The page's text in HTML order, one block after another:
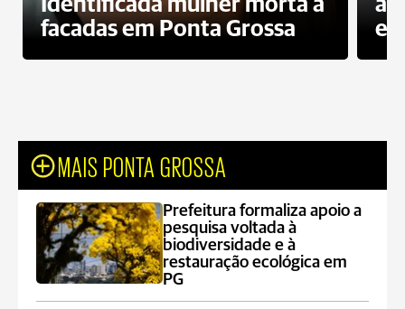
facadas em Ponta Grossa
MAIS PONTA GROSSA
Prefeitura formaliza apoio a
pesquisa voltada à
biodiversidade e à
restauração ecológica em
PG